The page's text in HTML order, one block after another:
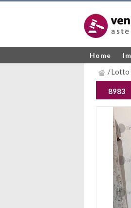
Home
/ Lotto
8983